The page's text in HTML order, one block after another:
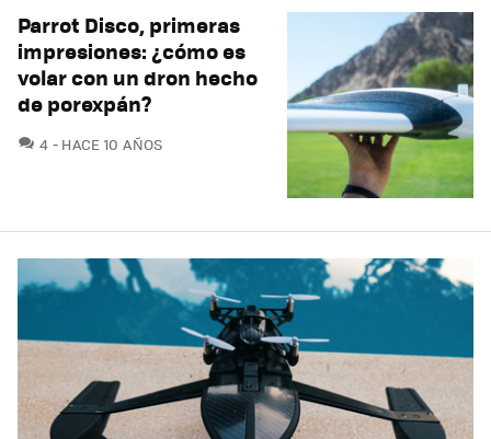
Parrot Disco, primeras
impresiones: ¿cómo es
volar con un dron hecho
de porexpán?
4 COMENTARIOS
HACE 10 AÑOS